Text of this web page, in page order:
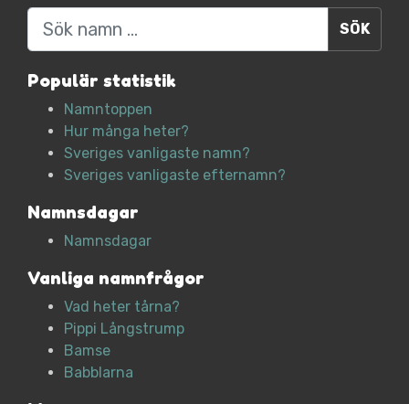
Sök
Populär statistik
Namntoppen
Hur många heter?
Sveriges vanligaste namn?
Sveriges vanligaste efternamn?
Namnsdagar
Namnsdagar
Vanliga namnfrågor
Vad heter tårna?
Pippi Långstrump
Bamse
Babblarna